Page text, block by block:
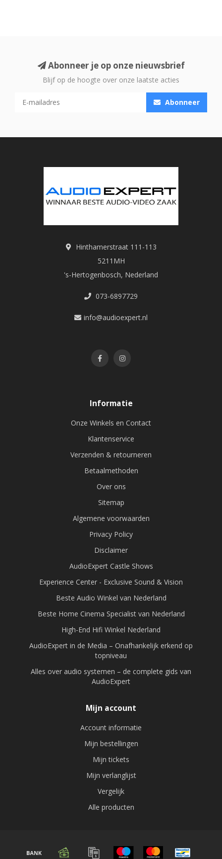
Abonneer je op onze nieuwsbrief
Blijf op de hoogte over onze laatste acties
Abonneer
Hinthamerstraat 111-113
5211MH
's-Hertogenbosch, Nederland
073-6897729
info@audioexpert.nl
Informatie
Onze Winkels en Contact
Klantenservice
Verzenden & retourneren
Betaalmethoden
Over ons
Sitemap
Algemene voorwaarden
Privacy Policy
Disclaimer
AudioExpert Castle Shows
Experience Center - Exclusive Sound & Vision
Beste Audio Winkel van Nederland
Beste Home Cinema Specialist van Nederland
High-End Hifi Winkel Nederland
AudioExpert in de Media – Onafhankelijk erkend op
topniveau
Alles over audio systemen – de complete gids van
AudioExpert
Mijn account
Account informatie
Mijn bestellingen
Mijn tickets
Mijn verlanglijst
Vergelijk
Alle producten